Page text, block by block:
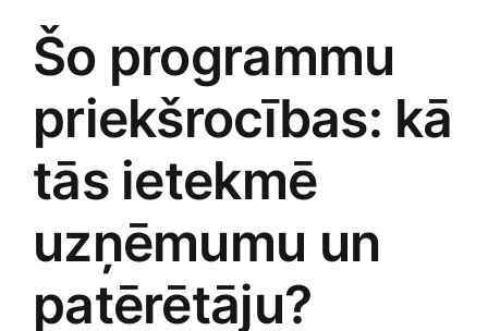
Šo‍ programmu
priekšrocības: kā
tās ietekmē
uzņēmumu un
patērētāju?